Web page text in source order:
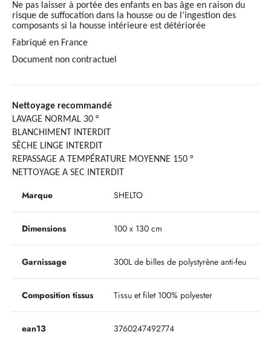
Ne pas laisser à portée des enfants en bas âge en raison du
risque de suffocation dans la housse ou de l’ingestion des
composants si la housse intérieure est détériorée
Fabriqué en France
Document non contractuel
Nettoyage recommandé
LAVAGE NORMAL 30 °
BLANCHIMENT INTERDIT
SÈCHE LINGE INTERDIT
REPASSAGE A TEMPÉRATURE MOYENNE 150 °
NETTOYAGE A SEC INTERDIT
Marque SHELTO
Dimensions 100 x 130 cm
Garnissage 300L de billes de polystyrène anti-feu
Composition tissus Tissu et filet 100% polyester
ean13 3760247492774